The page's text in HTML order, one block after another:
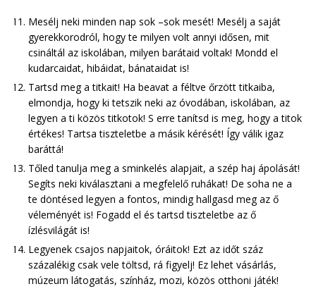
Mesélj neki minden nap sok –sok mesét! Mesélj a saját
gyerekkorodról, hogy te milyen volt annyi idősen, mit
csináltál az iskolában, milyen barátaid voltak! Mondd el
kudarcaidat, hibáidat, bánataidat is!
Tartsd meg a titkait! Ha beavat a féltve őrzött titkaiba,
elmondja, hogy ki tetszik neki az óvodában, iskolában, az
legyen a ti közös titkotok! S erre tanítsd is meg, hogy a titok
értékes! Tartsa tiszteletbe a másik kérését! Így válik igaz
baráttá!
Tőled tanulja meg a sminkelés alapjait, a szép haj ápolását!
Segíts neki kiválasztani a megfelelő ruhákat! De soha ne a
te döntésed legyen a fontos, mindig hallgasd meg az ő
véleményét is! Fogadd el és tartsd tiszteletbe az ő
ízlésvilágát is!
Legyenek csajos napjaitok, óráitok! Ezt az időt száz
százalékig csak vele töltsd, rá figyelj! Ez lehet vásárlás,
múzeum látogatás, színház, mozi, közös otthoni játék!